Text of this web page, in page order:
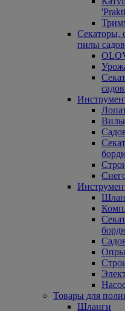
Секаторы,
пилы
Товары для
Шланги